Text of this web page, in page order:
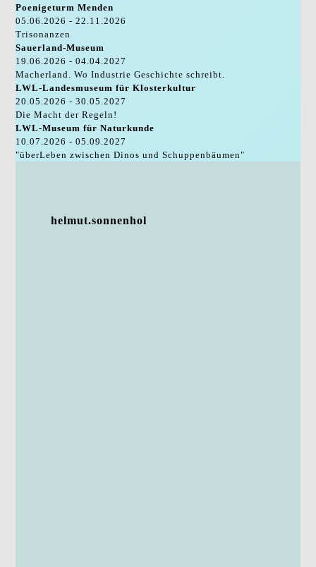
Poenigeturm Menden
05.06.2026 - 22.11.2026
Trisonanzen
Sauerland-Museum
19.06.2026 - 04.04.2027
Macherland. Wo Industrie Geschichte schreibt.
LWL-Landesmuseum für Klosterkultur
20.05.2026 - 30.05.2027
Die Macht der Regeln!
LWL-Museum für Naturkunde
10.07.2026 - 05.09.2027
"überLeben zwischen Dinos und Schuppenbäumen"
helmut.sonnenhol